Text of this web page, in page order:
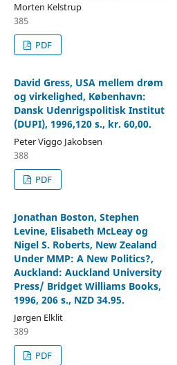
Morten Kelstrup
385
PDF
David Gress, USA mellem drøm
og virkelighed, København:
Dansk Udenrigspolitisk Institut
(DUPI), 1996,120 s., kr. 60,00.
Peter Viggo Jakobsen
388
PDF
Jonathan Boston, Stephen
Levine, Elisabeth McLeay og
Nigel S. Roberts, New Zealand
Under MMP: A New Politics?,
Auckland: Auckland University
Press/ Bridget Williams Books,
1996, 206 s., NZD 34.95.
Jørgen Elklit
389
PDF